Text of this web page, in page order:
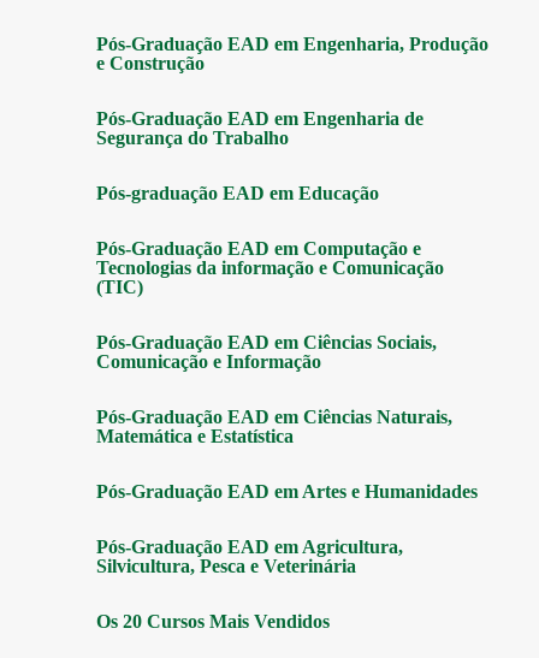
Pós-Graduação EAD em Engenharia, Produção
e Construção
Pós-Graduação EAD em Engenharia de
Segurança do Trabalho
Pós-graduação EAD em Educação
Pós-Graduação EAD em Computação e
Tecnologias da informação e Comunicação
(TIC)
Pós-Graduação EAD em Ciências Sociais,
Comunicação e Informação
Pós-Graduação EAD em Ciências Naturais,
Matemática e Estatística
Pós-Graduação EAD em Artes e Humanidades
Pós-Graduação EAD em Agricultura,
Silvicultura, Pesca e Veterinária
Os 20 Cursos Mais Vendidos